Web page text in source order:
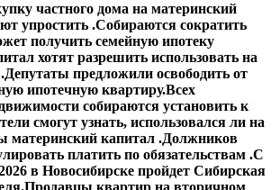
частного дома на материнский
упростить .Собираются сократить
получить семейную ипотеку
хотят разрешить использовать на
Депутаты предложили освободить от
ипотечную квартиру.Всех
собираются установить к
смогут узнать, использовался ли на
материнский капитал .Должников
платить по обязательствам .С
в Новосибирске пройдет Сибирская
Продавцы квартир на вторичном